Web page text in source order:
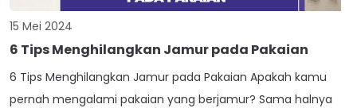
15 Mei 2024
6 Tips Menghilangkan Jamur pada Pakaian
6 Tips Menghilangkan Jamur pada Pakaian Apakah kamu
pernah mengalami pakaian yang berjamur? Sama halnya